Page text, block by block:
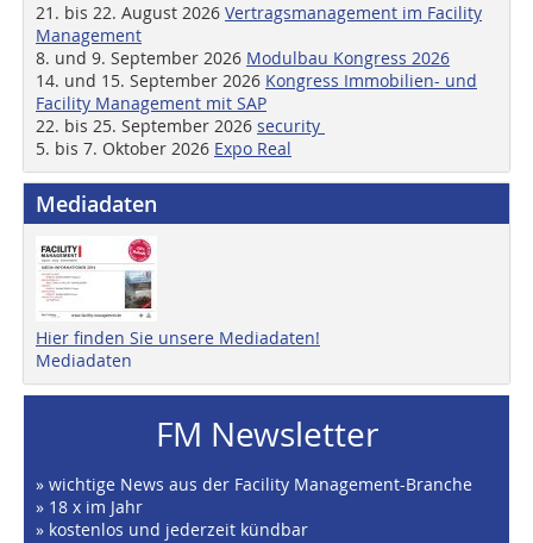
21. bis 22. August 2026 Vertragsmanagement im Facility
Management
8. und 9. September 2026 Modulbau Kongress 2026
14. und 15. September 2026 Kongress Immobilien- und
Facility Management mit SAP
22. bis 25. September 2026 security
5. bis 7. Oktober 2026 Expo Real
Mediadaten
Hier finden Sie unsere Mediadaten!
Mediadaten
FM Newsletter
» wichtige News aus der Facility Management-Branche
» 18 x im Jahr
» kostenlos und jederzeit kündbar